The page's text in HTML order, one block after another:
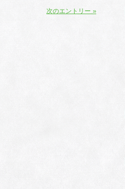
次のエントリー »